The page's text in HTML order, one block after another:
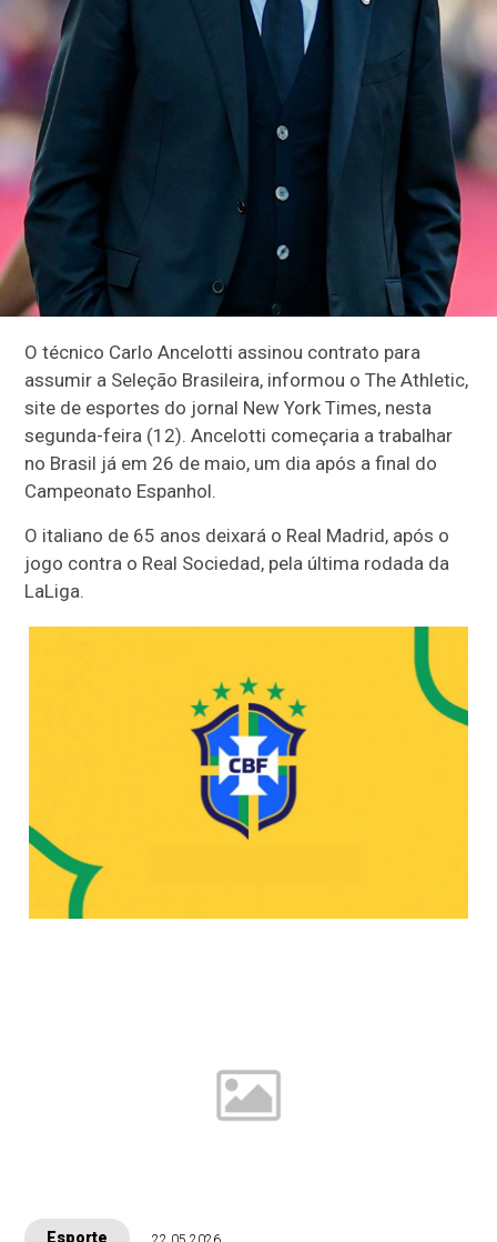
O técnico Carlo Ancelotti assinou contrato para
assumir a Seleção Brasileira, informou o The Athletic,
site de esportes do jornal New York Times, nesta
segunda-feira (12). Ancelotti começaria a trabalhar
no Brasil já em 26 de maio, um dia após a final do
Campeonato Espanhol.
O italiano de 65 anos deixará o Real Madrid, após o
jogo contra o Real Sociedad, pela última rodada da
LaLiga.
Esporte